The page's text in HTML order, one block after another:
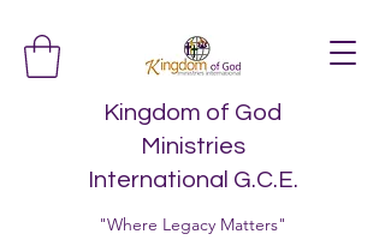
Kingdom of God
Ministries
International G.C.E.
"Where Legacy Matters"